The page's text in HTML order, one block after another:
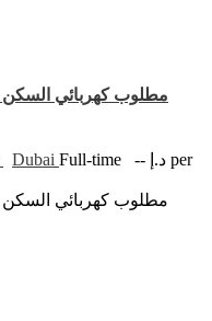
Dubai Full-time
-- د.إ per